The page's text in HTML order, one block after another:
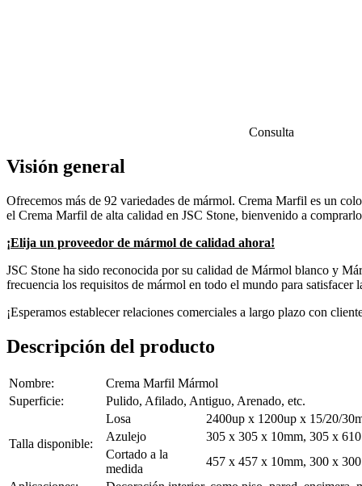
Consulta
Visión general
Ofrecemos más de 92 variedades de mármol. Crema Marfil es un
el Crema Marfil de alta calidad en JSC Stone, bienvenido a
¡Elija un proveedor de mármol de calidad ahora!
JSC Stone ha sido reconocida por su calidad de Mármol blanco y
frecuencia los requisitos de mármol en todo el mundo para satisfacer
¡Esperamos establecer relaciones comerciales a largo plazo con
Descripción del producto
Nombre:
Crema Marfil Mármol
Superficie:
Pulido, Afilado, Antiguo, Arenado, etc.
Talla disponible:
Losa
2400up x 1200up x 15/20/
Azulejo
305 x 305 x 10mm, 305 x
Cortado a la
medida
457 x 457 x 10mm, 300 x